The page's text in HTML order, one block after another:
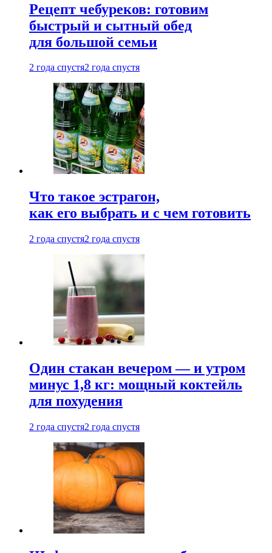
Рецепт чебуреков: готовим
быстрый и сытный обед
для большой семьи
2 года спустя2 года спустя
Что такое эстрагон,
как его выбрать и с чем готовить
2 года спустя2 года спустя
Один стакан вечером — и утром
минус 1,8 кг: мощный коктейль
для похудения
2 года спустя2 года спустя